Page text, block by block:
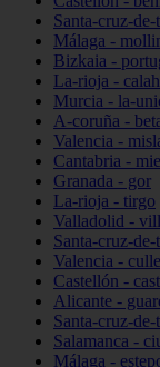
Santa-cruz-
Málaga -
Bizkaia -
La-rioja -
Murcia - la-
A-coruña -
Valencia -
Cantabria -
Granada - gor
La-rioja - tirgo
Valladolid -
Santa-cruz-
Valencia -
Castellón -
Alicante -
Santa-cruz-
Salamanca -
Málaga -